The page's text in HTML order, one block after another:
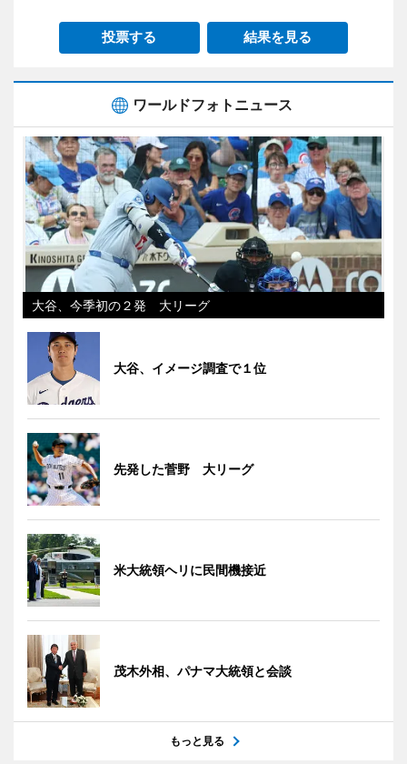
投票する 結果を見る
ワールドフォトニュース
大谷、今季初の２発 大リーグ
大谷、イメージ調査で１位
先発した菅野 大リーグ
米大統領ヘリに民間機接近
茂木外相、パナマ大統領と会談
もっと見る